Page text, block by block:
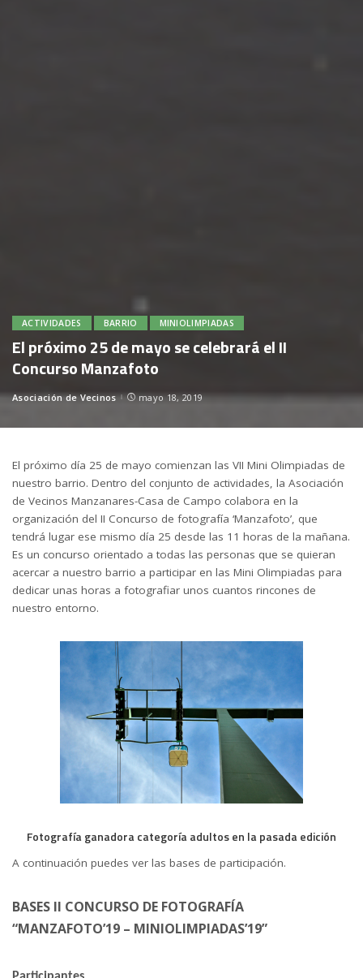
ACTIVIDADES BARRIO MINIOLIMPIADAS
El próximo 25 de mayo se celebrará el II
Concurso Manzafoto
Posted
Asociación de Vecinos mayo 18, 2019
El próximo día 25 de mayo comienzan las VII Mini Olimpiadas de
nuestro barrio. Dentro del conjunto de actividades, la Asociación
de Vecinos Manzanares-Casa de Campo colabora en la
organización del II Concurso de fotografía ‘Manzafoto’, que
tendrá lugar ese mismo día 25 desde las 11 horas de la mañana.
Es un concurso orientado a todas las personas que se quieran
acercar a nuestro barrio a participar en las Mini Olimpiadas para
dedicar unas horas a fotografiar unos cuantos rincones de
nuestro entorno.
Fotografía ganadora categoría adultos en la pasada edición
A continuación puedes ver las bases de participación.
BASES II CONCURSO DE FOTOGRAFÍA
“MANZAFOTO’19 – MINIOLIMPIADAS’19”